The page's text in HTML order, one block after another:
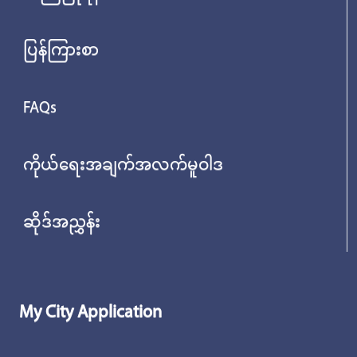
ပြန်ကြားစာ
FAQs
ကိုယ်ရေးအချက်အလက်မူဝါဒ
ဆိုဒ်အညွှန်း
My City Application